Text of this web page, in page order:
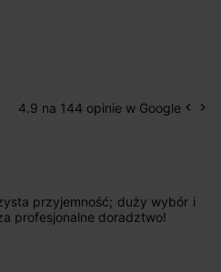
4.9 na 144 opinie w Google keyboard_arrow_left keyboard_arrow_right
przyjemność; duży wybór i
profesjonalne doradztwo!